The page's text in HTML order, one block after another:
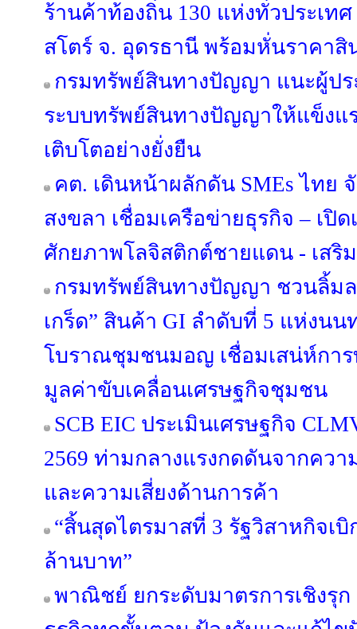
ร้านค้าท้องถิ่น 130 แห่งทั่วประเทศ
สโตร์ จ. อุดรธานี พร้อมหั่นราคาสิ
กรมทรัพย์สินทางปัญญา แนะผู้ปร
ระบบทรัพย์สินทางปัญญาให้แข็งแ
เติบโตอย่างยั่งยืน
คต. เดินหน้าผลักดัน SMEs ไทย
สงขลา เชื่อมเครือข่ายธุรกิจ – เปิ
ศักยภาพโลจิสติกต์ชายแดน - เสริ
กรมทรัพย์สินทางปัญญา ชวนลิ้มล
เกร็ด” สินค้า GI ลำดับที่ 5 แห่งน
โบราณชุมชนมอญ เชื่อมเสน่ห์การท่
มูลค่าขับเคลื่อนเศรษฐกิจชุมชน
SCB EIC ประเมินเศรษฐกิจ
2569 ท่ามกลางแรงกดดันจากคว
และความเสี่ยงด้านการค้า
“สิ้นสุดไตรมาสที่ 3 รัฐวิสาหกิจเ
ล้านบาท”
พาณิชย์ ยกระดับมาตรการเชิงรุก